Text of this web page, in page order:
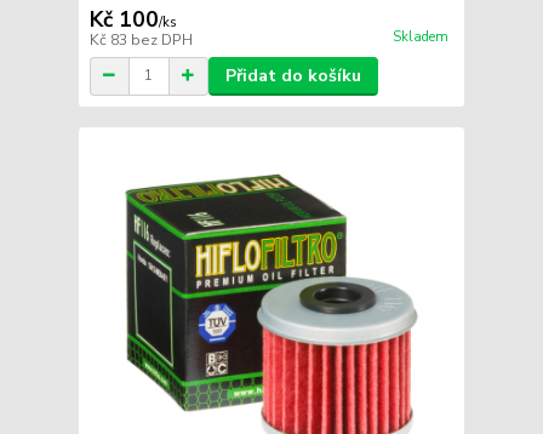
Kč 100/ks
Kč 83 bez DPH Skladem
Přidat do košíku